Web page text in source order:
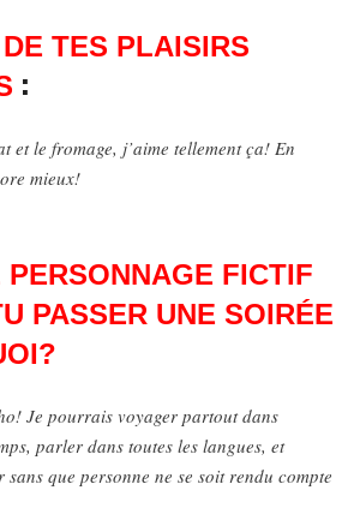
TES PLAISIRS
:
et le fromage, j’aime tellement ça! En
mieux!
PERSONNAGE FICTIF
PASSER UNE SOIRÉE
Je pourrais voyager partout dans
parler dans toutes les langues, et
que personne ne se soit rendu compte